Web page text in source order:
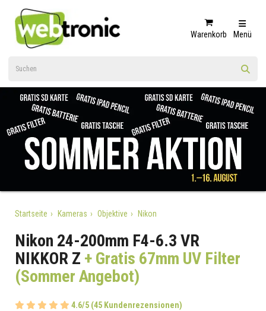
Warenkorb Menü
Startseite Kameras Objektive Nikon
Nikon 24-200mm F4-6.3 VR
NIKKOR Z + Gratis 67mm UV Filter
(Sommer Angebot)
4.6/5 (45 Kundenrezensionen)